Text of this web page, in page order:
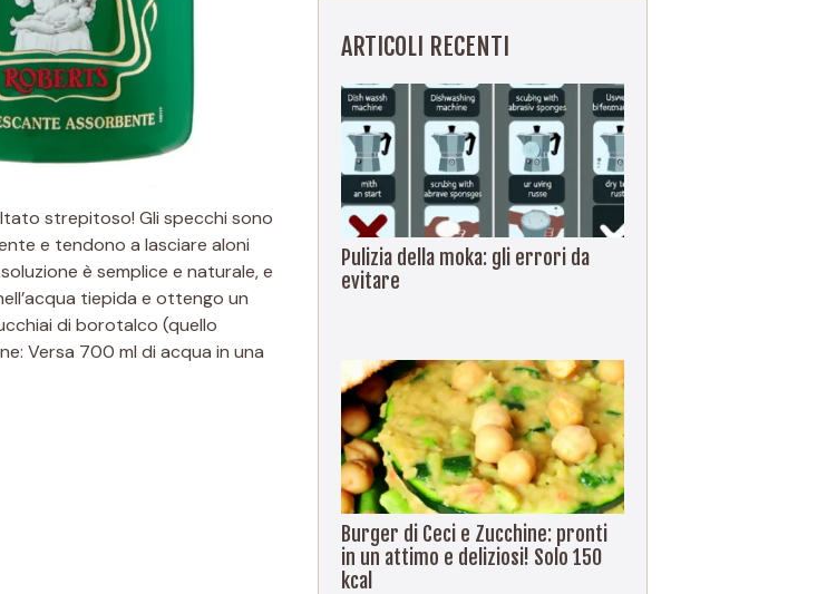
strepitoso! Gli specchi sono
e tendono a lasciare aloni
è semplice e naturale, e
tiepida e ottengo un
di borotalco (quello
Versa 700 ml di acqua in una
ARTICOLI RECENTI
Pulizia della moka: gli errori da
evitare
Burger di Ceci e Zucchine: pronti
in un attimo e deliziosi! Solo 150
kcal